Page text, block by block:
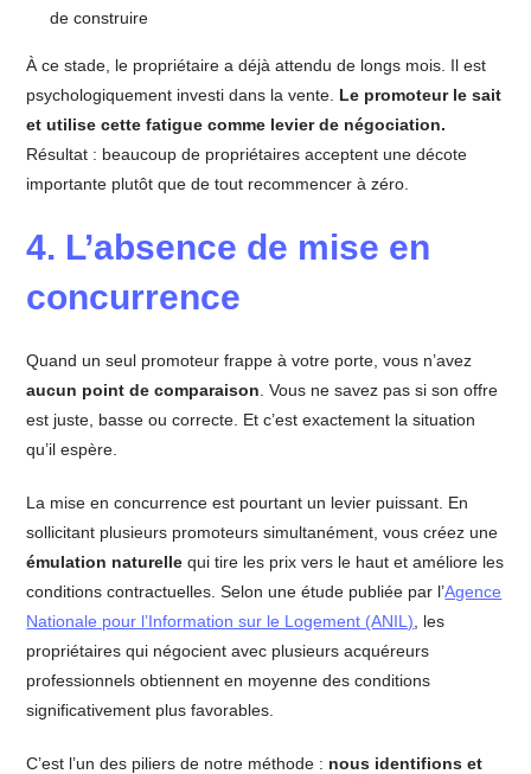
de construire
À ce stade, le propriétaire a déjà attendu de longs mois. Il est
psychologiquement investi dans la vente. Le promoteur le sait
et utilise cette fatigue comme levier de négociation.
Résultat : beaucoup de propriétaires acceptent une décote
importante plutôt que de tout recommencer à zéro.
4. L’absence de mise en
concurrence
Quand un seul promoteur frappe à votre porte, vous n’avez
aucun point de comparaison . Vous ne savez pas si son offre
est juste, basse ou correcte. Et c’est exactement la situation
qu’il espère.
La mise en concurrence est pourtant un levier puissant. En
sollicitant plusieurs promoteurs simultanément, vous créez une
émulation naturelle qui tire les prix vers le haut et améliore les
conditions contractuelles. Selon une étude publiée par l’Agence
Nationale pour l’Information sur le Logement (ANIL) , les
propriétaires qui négocient avec plusieurs acquéreurs
professionnels obtiennent en moyenne des conditions
significativement plus favorables.
C’est l’un des piliers de notre méthode : nous identifions et